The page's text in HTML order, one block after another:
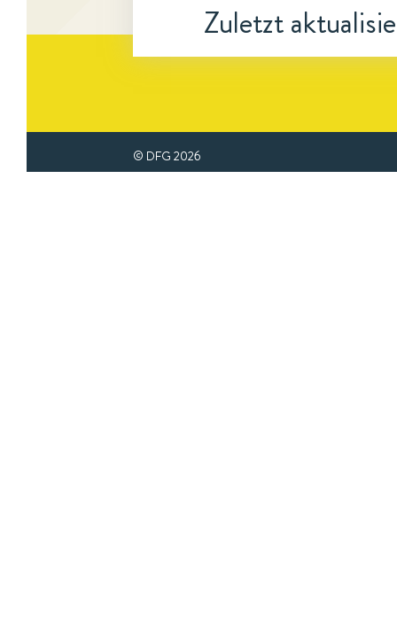
Zuletzt
© DFG 2026